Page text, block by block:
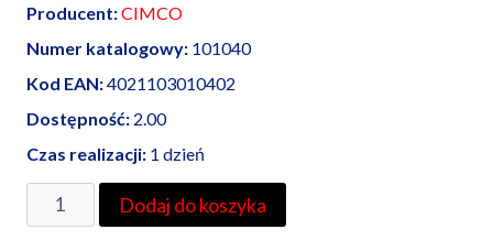
Producent:CIMCO
Numer katalogowy: 101040
Kod EAN:4021103010402
Dostępność: 2.00
Czas realizacji: 1 dzień
ilość
Cimco
Dodaj do koszyka